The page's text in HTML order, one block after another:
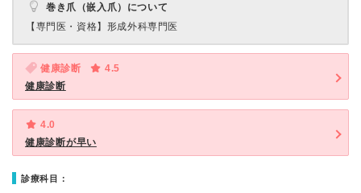
巻き爪（嵌入爪）について
【専門医・資格】 形成外科専門医
健康診断
4.5
健康診断
4.0
健康診断が早い
診療科目：